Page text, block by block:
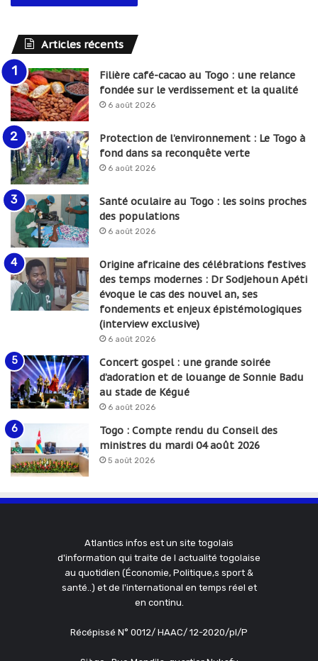
Articles récents
Filière café-cacao au Togo : une relance
fondée sur le verdissement et la qualité
6 août 2026
Protection de l’environnement : Le Togo à
fond dans sa reconquête verte
6 août 2026
Santé oculaire au Togo : les soins proches
des populations
6 août 2026
Origine africaine des célébrations festives
des temps modernes : Dr Sodjehoun Apéti
évoque le cas des nouvel an, ses
fondements et enjeux épistémologiques
(interview exclusive)
6 août 2026
Concert gospel : une grande soirée
d’adoration et de louange de Sonnie Badu
au stade de Kégué
6 août 2026
Togo : Compte rendu du Conseil des
ministres du mardi 04 août 2026
5 août 2026
Atlantics infos est un site togolais
d'information qui traite de l actualité togolaise
au quotidien (Économie, Politique,s sport &
santé..) et de l'international en temps réel et
en continu.
Récépissé N° 0012/ HAAC/ 12-2020/pl/P